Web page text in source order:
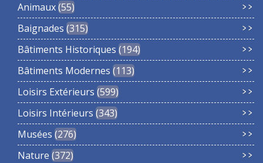
Animaux 55
Baignades 315
Bâtiments Historiques 194
Bâtiments Modernes 113
Loisirs Extérieurs 599
Loisirs Intérieurs 343
Musées 276
Nature 372